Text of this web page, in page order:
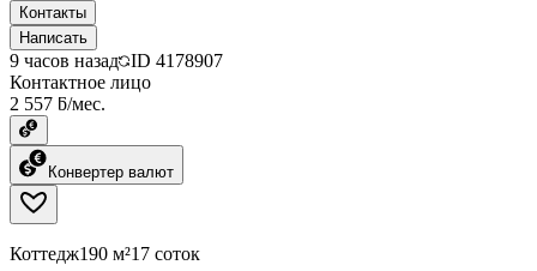
Контакты
Написать
9 часов назад ID 4178907
Контактное лицо
2 557 ƃ/мес.
Конвертер валют
Коттедж190 м²17 соток